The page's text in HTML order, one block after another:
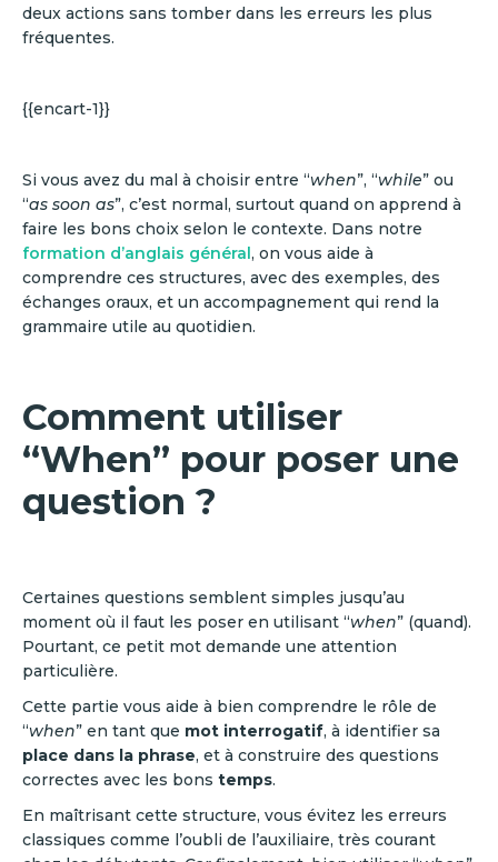
deux actions sans tomber dans les erreurs les plus
fréquentes.
{{encart-1}}
Si vous avez du mal à choisir entre “when”, “while” ou
“as soon as”, c’est normal, surtout quand on apprend à
faire les bons choix selon le contexte. Dans notre
formation d’anglais général, on vous aide à
comprendre ces structures, avec des exemples, des
échanges oraux, et un accompagnement qui rend la
grammaire utile au quotidien.
Comment utiliser
“When” pour poser une
question ?
Certaines questions semblent simples jusqu’au
moment où il faut les poser en utilisant “when” (quand).
Pourtant, ce petit mot demande une attention
particulière.
Cette partie vous aide à bien comprendre le rôle de
“when” en tant que mot interrogatif, à identifier sa
place dans la phrase, et à construire des questions
correctes avec les bons temps.
En maîtrisant cette structure, vous évitez les erreurs
classiques comme l’oubli de l’auxiliaire, très courant